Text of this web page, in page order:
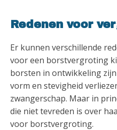
Redenen voor
Er kunnen verschillende
voor een borstvergroting
borsten in ontwikkeling
vorm en stevigheid
zwangerschap. Maar in
die niet tevreden is over
voor borstvergroting.